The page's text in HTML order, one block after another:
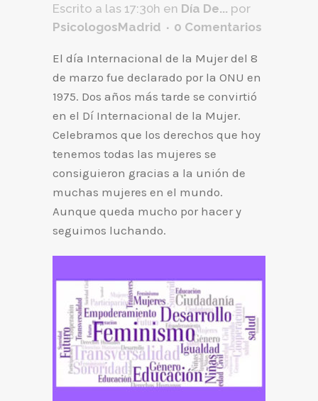
Escrito a las 17:30h en Día De... por
PsicologosMadrid
0 Comentarios
El día Internacional de la Mujer del 8
de marzo fue declarado por la ONU en
1975. Dos años más tarde se convirtió
en el Dí Internacional de la Mujer.
Celebramos que los derechos que hoy
tenemos todas las mujeres se
consiguieron gracias a la unión de
muchas mujeres en el mundo.
Aunque queda mucho por hacer y
seguimos luchando.